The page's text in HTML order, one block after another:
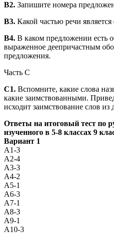
В2. Запишите номера
В3. Какой частью речи
В4. В каком предложении есть
выраженное деепричастным
предложения.
Часть С
С1. Вспомните, какие слова
какие заимствованными.
исходит заимствование слов из
Ответы на итоговый тест по
изученного в 5-8 классах 9
Вариант 1
А1-3
А2-4
А3-3
А4-2
А5-1
А6-3
А7-1
А8-3
А9-1
А10-3